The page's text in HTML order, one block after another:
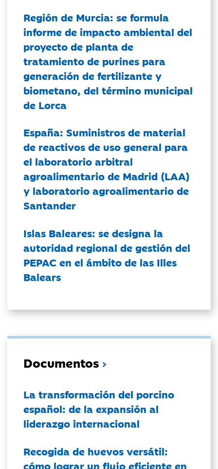
Región de Murcia: se formula
informe de impacto ambiental del
proyecto de planta de
tratamiento de purines para
generación de fertilizante y
biometano, del término municipal
de Lorca
España: Suministros de material
de reactivos de uso general para
el laboratorio arbitral
agroalimentario de Madrid (LAA)
y laboratorio agroalimentario de
Santander
Islas Baleares: se designa la
autoridad regional de gestión del
PEPAC en el ámbito de las Illes
Balears
Documentos
La transformación del porcino
español: de la expansión al
liderazgo internacional
Recogida de huevos versátil:
cómo lograr un flujo eficiente en